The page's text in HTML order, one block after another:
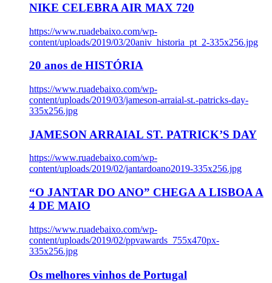
NIKE CELEBRA AIR MAX 720
https://www.ruadebaixo.com/wp-
content/uploads/2019/03/20aniv_historia_pt_2-335x256.jpg
20 anos de HISTÓRIA
https://www.ruadebaixo.com/wp-
content/uploads/2019/03/jameson-arraial-st.-patricks-day-
335x256.jpg
JAMESON ARRAIAL ST. PATRICK’S DAY
https://www.ruadebaixo.com/wp-
content/uploads/2019/02/jantardoano2019-335x256.jpg
“O JANTAR DO ANO” CHEGA A LISBOA A
4 DE MAIO
https://www.ruadebaixo.com/wp-
content/uploads/2019/02/ppvawards_755x470px-
335x256.jpg
Os melhores vinhos de Portugal